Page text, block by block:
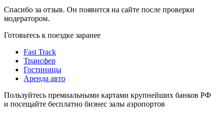
Спасибо за отзыв. Он появится на сайте после проверки
модератором.
Готовьтесь к поездке заранее
Fast Track
Трансфер
Гостиницы
Аренда авто
Пользуйтесь премиальными картами крупнейших банков РФ
и посещайте бесплатно бизнес залы аэропортов